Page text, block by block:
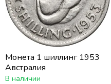
Монета 1 шиллинг 1953
Австралия
В наличии